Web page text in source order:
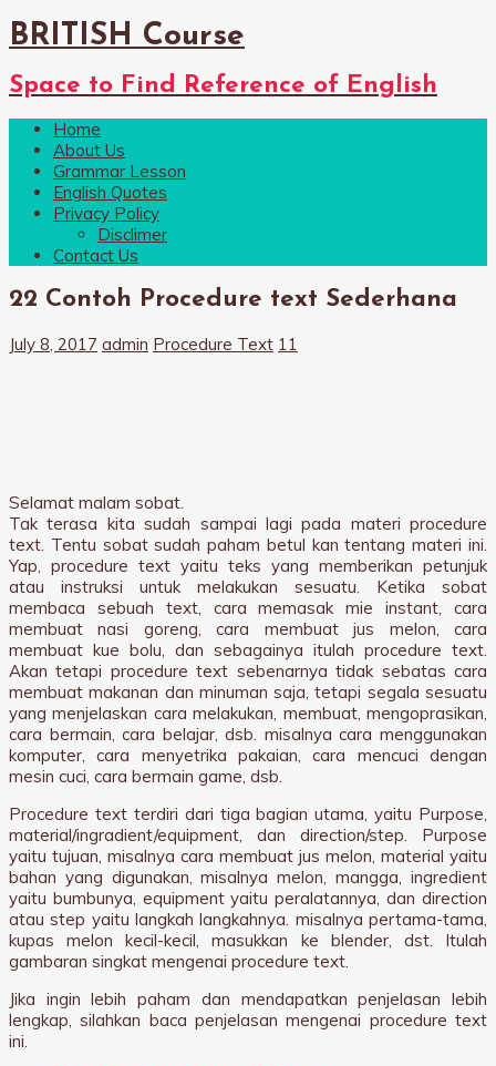
BRITISH Course
Space to Find Reference of English
Home
About Us
Grammar Lesson
English Quotes
Privacy Policy
Disclimer
Contact Us
22 Contoh Procedure text Sederhana
July 8, 2017 admin Procedure Text 11
Selamat malam sobat.
Tak terasa kita sudah sampai lagi pada materi procedure
text. Tentu sobat sudah paham betul kan tentang materi ini.
Yap, procedure text yaitu teks yang memberikan petunjuk
atau instruksi untuk melakukan sesuatu. Ketika sobat
membaca sebuah text, cara memasak mie instant, cara
membuat nasi goreng, cara membuat jus melon, cara
membuat kue bolu, dan sebagainya itulah procedure text.
Akan tetapi procedure text sebenarnya tidak sebatas cara
membuat makanan dan minuman saja, tetapi segala sesuatu
yang menjelaskan cara melakukan, membuat, mengoprasikan,
cara bermain, cara belajar, dsb. misalnya cara menggunakan
komputer, cara menyetrika pakaian, cara mencuci dengan
mesin cuci, cara bermain game, dsb.
Procedure text terdiri dari tiga bagian utama, yaitu Purpose,
material/ingradient/equipment, dan direction/step. Purpose
yaitu tujuan, misalnya cara membuat jus melon, material yaitu
bahan yang digunakan, misalnya melon, mangga, ingredient
yaitu bumbunya, equipment yaitu peralatannya, dan direction
atau step yaitu langkah langkahnya. misalnya pertama-tama,
kupas melon kecil-kecil, masukkan ke blender, dst. Itulah
gambaran singkat mengenai procedure text.
Jika ingin lebih paham dan mendapatkan penjelasan lebih
lengkap, silahkan baca penjelasan mengenai procedure text
ini.